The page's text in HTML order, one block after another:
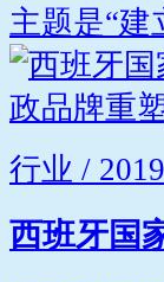
主题是“建
行业 /
西班牙国